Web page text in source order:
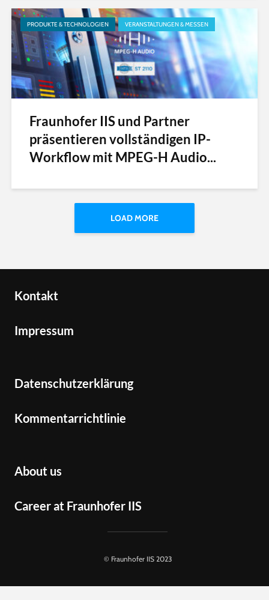
PRODUKTE & TECHNOLOGIEN VERANSTALTUNGEN & MESSEN
Fraunhofer IIS und Partner
präsentieren vollständigen IP-
Workflow mit MPEG-H Audio...
LOAD MORE
Kontakt
Impressum
Datenschutzerklärung
Kommentarrichtlinie
About us
Career at Fraunhofer IIS
© Fraunhofer IIS 2023